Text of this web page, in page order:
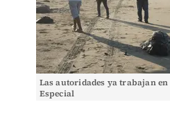
Las autoridades ya trabajan
Especial